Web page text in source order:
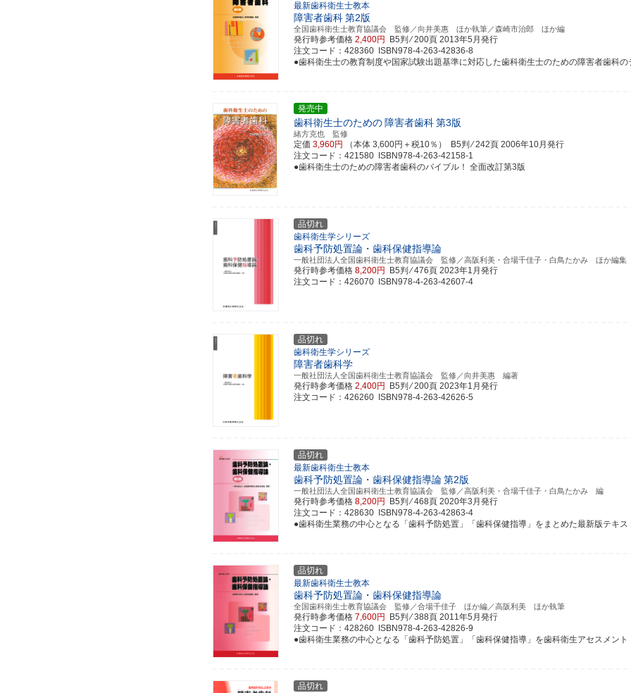
最新歯科衛生士教本
障害者歯科第2版
全国歯科衛生士教育協議会 監修／向井美惠 ほか執筆／森崎市治郎 ほか編
発行時参考価格 2,400円 B5判 ⁄ 200頁 2013年5月発行
注文コード：428360 ISBN978-4-263-42836-8
●歯科衛生士の教育制度や国家試験出題基準に対応した歯科衛生士のための障害者歯科の
発売中
歯科衛生士のための 障害者歯科第3版
緒方克也 監修
定価 3,960円 （本体 3,600円＋税10％） B5判 ⁄ 242頁 2006年10月発行
注文コード：421580 ISBN978-4-263-42158-1
●歯科衛生士のための障害者歯科のバイブル！ 全面改訂第3版
品切れ
歯科衛生学シリーズ
歯科予防処置論・歯科保健指導論
一般社団法人全国歯科衛生士教育協議会 監修／高阪利美・合場千佳子・白鳥たかみ ほか編集
発行時参考価格 8,200円 B5判 ⁄ 476頁 2023年1月発行
注文コード：426070 ISBN978-4-263-42607-4
品切れ
歯科衛生学シリーズ
障害者歯科学
一般社団法人全国歯科衛生士教育協議会 監修／向井美惠 編著
発行時参考価格 2,400円 B5判 ⁄ 200頁 2023年1月発行
注文コード：426260 ISBN978-4-263-42626-5
品切れ
最新歯科衛生士教本
歯科予防処置論・歯科保健指導論第2版
一般社団法人全国歯科衛生士教育協議会 監修／高阪利美・合場千佳子・白鳥たかみ 編
発行時参考価格 8,200円 B5判 ⁄ 468頁 2020年3月発行
注文コード：428630 ISBN978-4-263-42863-4
●歯科衛生業務の中心となる「歯科予防処置」「歯科保健指導」をまとめた最新版テキス
品切れ
最新歯科衛生士教本
歯科予防処置論・歯科保健指導論
全国歯科衛生士教育協議会 監修／合場千佳子 ほか編／高阪利美 ほか執筆
発行時参考価格 7,600円 B5判 ⁄ 388頁 2011年5月発行
注文コード：428260 ISBN978-4-263-42826-9
●歯科衛生業務の中心となる「歯科予防処置」「歯科保健指導」を歯科衛生アセスメン
品切れ